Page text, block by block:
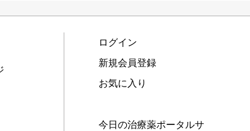
ログイン
新規会員登録
お気に入り
今日の治療薬ポータルサ